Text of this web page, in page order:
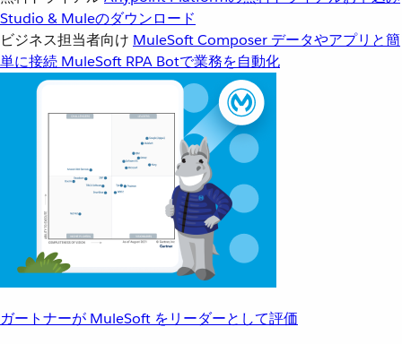
Studio & Muleのダウンロード
ビジネス担当者向け MuleSoft Composer データやアプリと簡
単に接続 MuleSoft RPA Botで業務を自動化
ガートナーが MuleSoft をリーダーとして評価